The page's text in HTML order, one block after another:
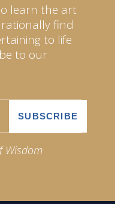
learn the art
find
to life
to our
Wisdom